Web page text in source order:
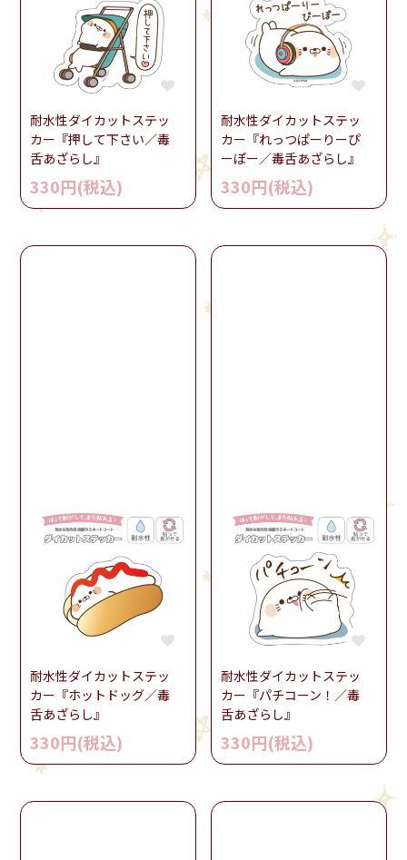
耐水性ダイカットステッ
カー『押して下さい／毒
舌あざらし』
330円(税込)
耐水性ダイカットステッ
カー『れっつぱーりーぴ
ーぽー／毒舌あざらし』
330円(税込)
耐水性ダイカットステッ
カー『ホットドッグ／毒
舌あざらし』
330円(税込)
耐水性ダイカットステッ
カー『パチコーン！／毒
舌あざらし』
330円(税込)